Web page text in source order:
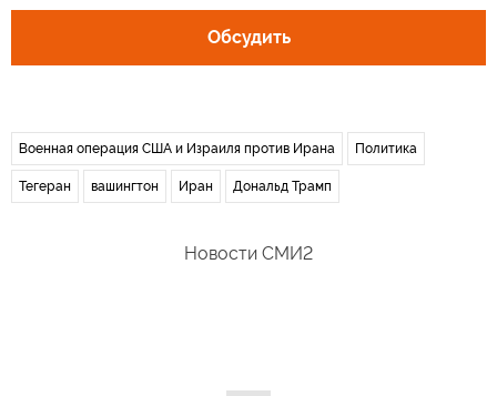
Обсудить
Военная операция США и Израиля против Ирана Политика
Тегеран вашингтон Иран Дональд Трамп
Новости СМИ2